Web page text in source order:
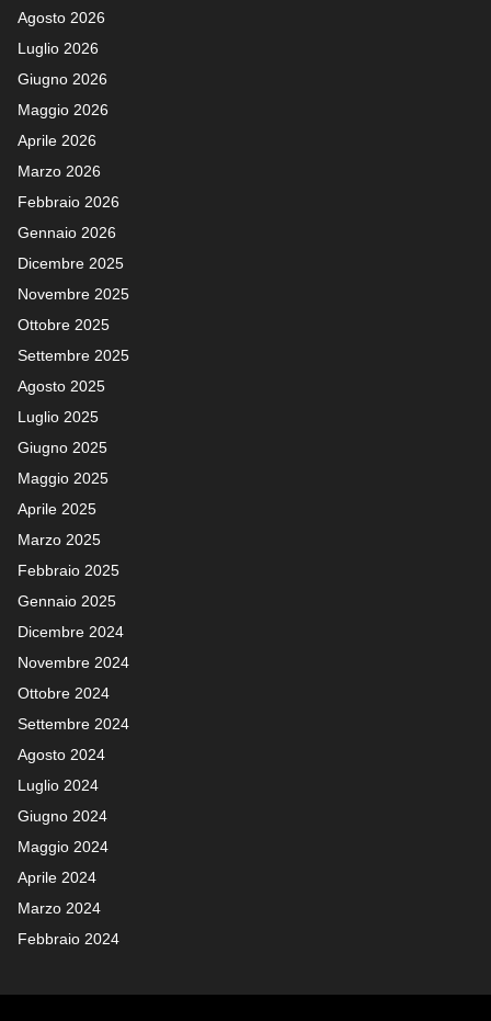
Agosto 2026
Luglio 2026
Giugno 2026
Maggio 2026
Aprile 2026
Marzo 2026
Febbraio 2026
Gennaio 2026
Dicembre 2025
Novembre 2025
Ottobre 2025
Settembre 2025
Agosto 2025
Luglio 2025
Giugno 2025
Maggio 2025
Aprile 2025
Marzo 2025
Febbraio 2025
Gennaio 2025
Dicembre 2024
Novembre 2024
Ottobre 2024
Settembre 2024
Agosto 2024
Luglio 2024
Giugno 2024
Maggio 2024
Aprile 2024
Marzo 2024
Febbraio 2024